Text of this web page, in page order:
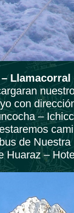
con
–
de
Huaraz –